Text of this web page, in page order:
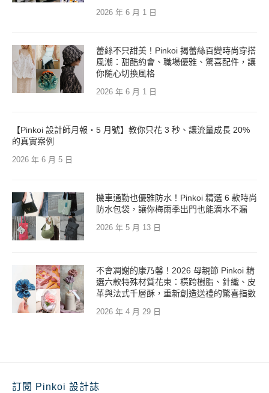
2026 年 6 月 1 日
蕾絲不只甜美！Pinkoi 揭蕾絲百變時尚穿搭
風潮：甜酷約會、職場優雅、驚喜配件，讓
你隨心切換風格
2026 年 6 月 1 日
【Pinkoi 設計師月報・5 月號】教你只花 3 秒、讓流量成長 20%
的真實案例
2026 年 6 月 5 日
機車通勤也優雅防水！Pinkoi 精選 6 款時尚
防水包袋，讓你梅雨季出門也能滴水不漏
2026 年 5 月 13 日
不會凋謝的康乃馨！2026 母親節 Pinkoi 精
選六款特殊材質花束：橫跨樹脂、針織、皮
革與法式千層酥，重新創造送禮的驚喜指數
2026 年 4 月 29 日
訂閱 Pinkoi 設計誌